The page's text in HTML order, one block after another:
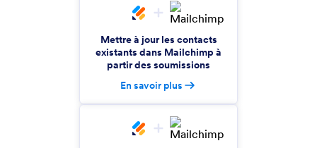
Mettre à jour les contacts
existants dans Mailchimp à
partir des soumissions
En savoir plus
Ajoutez automatiquement de nouveaux abonnés
à vos listes de diffusion
Google Contacts
Transformez les soumissions en nouveaux
contacts dans Google Contacts